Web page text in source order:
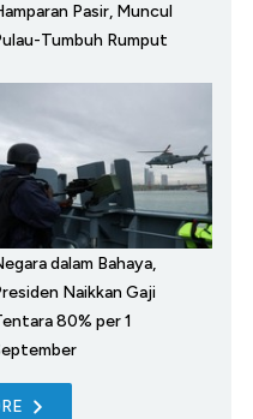
Pasir, Muncul
Tumbuh Rumput
dalam Bahaya,
Naikkan Gaji
80% per 1